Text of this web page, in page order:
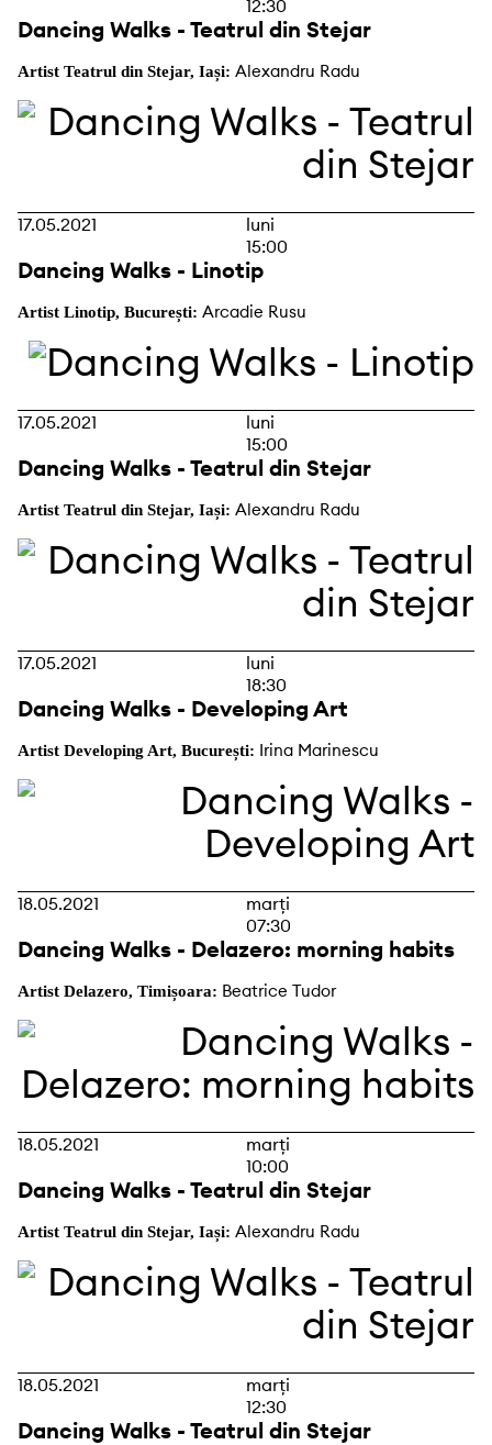
12:30
Dancing Walks - Teatrul din Stejar
Artist Teatrul din Stejar, Iași: Alexandru Radu
17.05.2021
luni
15:00
Dancing Walks - Linotip
Artist Linotip, București: Arcadie Rusu
17.05.2021
luni
15:00
Dancing Walks - Teatrul din Stejar
Artist Teatrul din Stejar, Iași: Alexandru Radu
17.05.2021
luni
18:30
Dancing Walks - Developing Art
Artist Developing Art, București: Irina Marinescu
18.05.2021
marți
07:30
Dancing Walks - Delazero: morning habits
Artist Delazero, Timișoara: Beatrice Tudor
18.05.2021
marți
10:00
Dancing Walks - Teatrul din Stejar
Artist Teatrul din Stejar, Iași: Alexandru Radu
18.05.2021
marți
12:30
Dancing Walks - Teatrul din Stejar